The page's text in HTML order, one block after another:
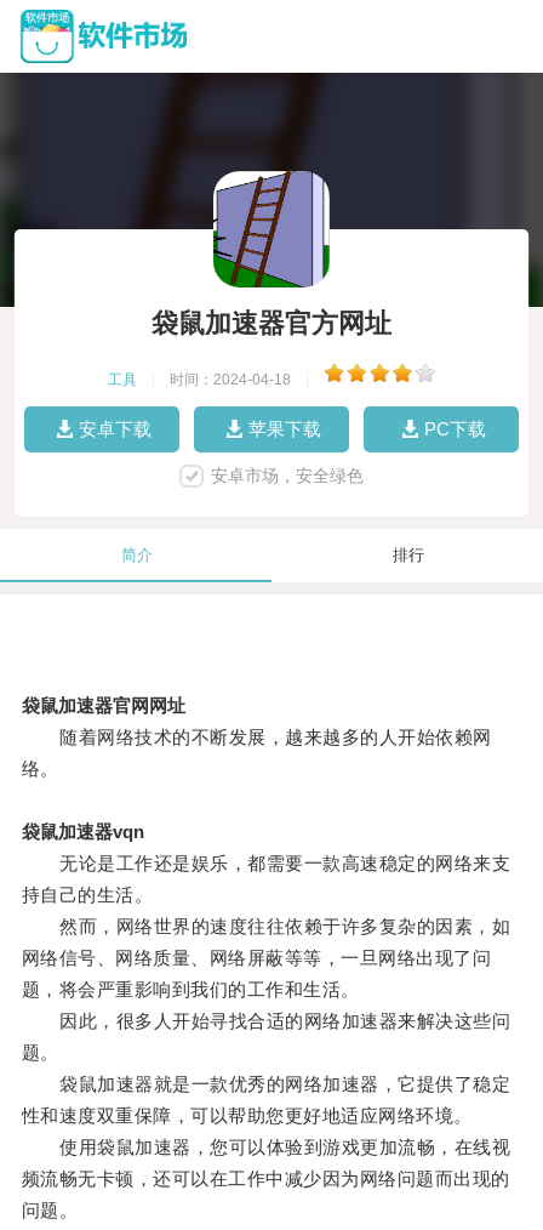
袋鼠加速器官方网址
工具 时间：2024-04-18
安卓下载 苹果下载 PC下载
安卓市场，安全绿色
简介 排行
袋鼠加速器官网网址
随着网络技术的不断发展，越来越多的人开始依赖网
络。
袋鼠加速器vqn
无论是工作还是娱乐，都需要一款高速稳定的网络来支
持自己的生活。
然而，网络世界的速度往往依赖于许多复杂的因素，如
网络信号、网络质量、网络屏蔽等等，一旦网络出现了问
题，将会严重影响到我们的工作和生活。
因此，很多人开始寻找合适的网络加速器来解决这些问
题。
袋鼠加速器就是一款优秀的网络加速器，它提供了稳定
性和速度双重保障，可以帮助您更好地适应网络环境。
使用袋鼠加速器，您可以体验到游戏更加流畅，在线视
频流畅无卡顿，还可以在工作中减少因为网络问题而出现的
问题。